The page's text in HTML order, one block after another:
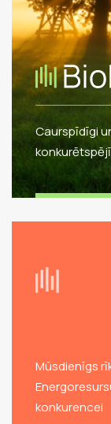
Caurspīdīgi
Mūsdienīgs
konkurencei